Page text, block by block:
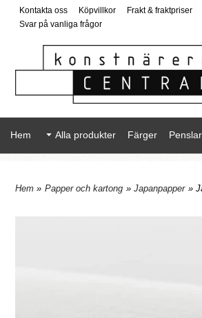
Kontakta oss Köpvillkor Frakt & fraktpriser
Svar på vanliga frågor
Hem Alla produkter Färger Penslar
Hem » Papper och kartong » Japanpapper »